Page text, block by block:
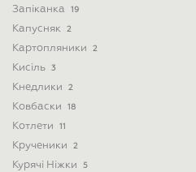
Запіканка 19
Капусняк 2
Картопляники 2
Кисіль 3
Кнедлики 2
Ковбаски 18
Котлети 11
Крученики 2
Курячі Ніжки 5